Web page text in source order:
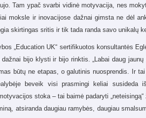
Tam ypač svarbi vidinė motyvacija, nes
moksle ir inovacijose dažnai gimsta ne dėl
skirtingas sritis ir tik tada randa savo unikalų
„Education UK“ sertifikuotos konsultantės
bijo klysti ir bijo rinktis. „Labai daug
būtų ne etapas, o galutinis nuosprendis. Ir
beveik visi prasmingi keliai susideda
stoka – tai baimė padaryti
atsiranda daugiau ramybės, daugiau